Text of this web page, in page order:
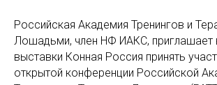
Российская Академия Тренингов и
Лошадьми, член НФ ИАКС, приглашает
выставки Конная Россия принять
открытой конференции Российской